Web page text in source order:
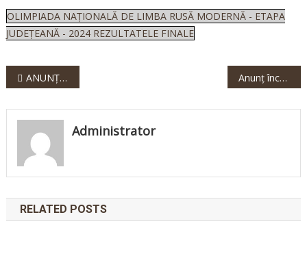
–
2024
FINALE
OLIMPIADA NAȚIONALĂ DE LIMBA RUSĂ MODERNĂ - ETAPA
JUDEȚEANĂ - 2024 REZULTATELE FINALE
Navigare
în
articole
ANUNȚ CONTESTAȚII OLIMPIADA NAȚIONALĂ DE LIMBA RUSĂ MODERNĂ – ETAPA JUDEȚEANĂ –2024 Anunț închiriere spațiu Sala de Sport
Administrator
RELATED POSTS